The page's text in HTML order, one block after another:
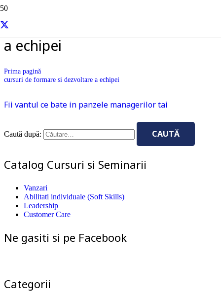
cursuri de formare si dezvoltare
a echipei
Prima pagină
cursuri de formare si dezvoltare a echipei
Fii vantul ce bate in panzele managerilor tai
Caută după:
Catalog Cursuri si Seminarii
Vanzari
Abilitati individuale (Soft Skills)
Leadership
Customer Care
Ne gasiti si pe Facebook
Categorii